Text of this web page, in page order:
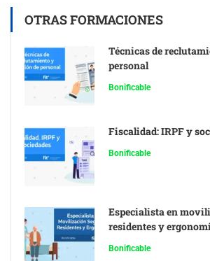
OTRAS FORMACIONES
Técnicas de
personal
Bonificable
Fiscalidad: IRPF y
Bonificable
Especialista en
residentes y
Bonificable